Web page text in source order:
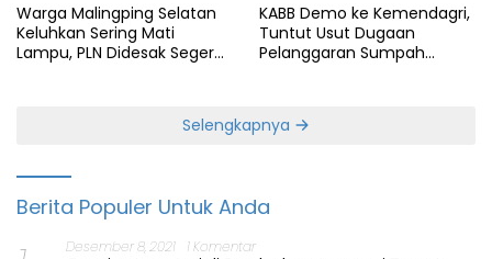
Warga Malingping Selatan
Keluhkan Sering Mati
Lampu, PLN Didesak Segera
KABB Demo ke Kemendagri,
Tuntut Usut Dugaan
Pelanggaran Sumpah
Selengkapnya
Berita Populer Untuk Anda
Desember 8, 2021 1 Komentar